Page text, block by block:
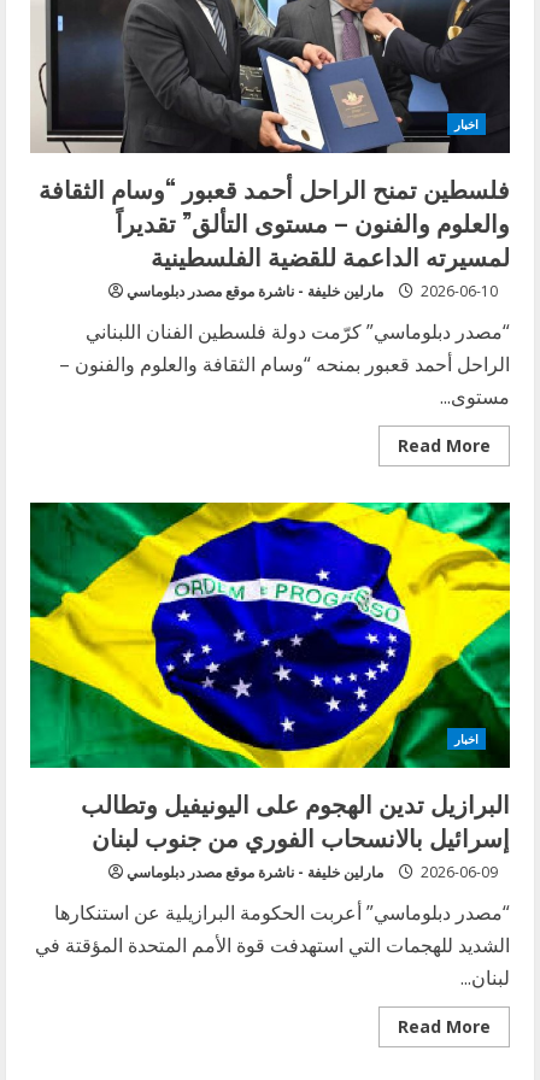
التعاون
الإنساني
خلال
سلسلة
لقاءات
في
لبنان اخبار
فلسطين تمنح الراحل أحمد قعبور “وسام الثقافة
والعلوم والفنون – مستوى التألق” تقديراً
لمسيرته الداعمة للقضية الفلسطينية
مارلين خليفة - ناشرة موقع مصدر دبلوماسي 2026-06-10
“مصدر دبلوماسي” كرّمت دولة فلسطين الفنان اللبناني
الراحل أحمد قعبور بمنحه “وسام الثقافة والعلوم والفنون –
مستوى...
Read More
Read
more
تمنح
الراحل
أحمد
قعبور
“وسام
الثقافة
والعلوم
والفنون
–
مستوى
التألق”
تقديراً
لمسيرته
الداعمة
للقضية
الفلسطينية
اخبار
البرازيل تدين الهجوم على اليونيفيل وتطالب
إسرائيل بالانسحاب الفوري من جنوب لبنان
مارلين خليفة - ناشرة موقع مصدر دبلوماسي 2026-06-09
“مصدر دبلوماسي” أعربت الحكومة البرازيلية عن استنكارها
الشديد للهجمات التي استهدفت قوة الأمم المتحدة المؤقتة في
لبنان...
Read More
Read
more